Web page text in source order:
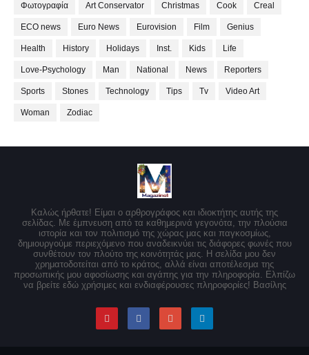
Φωτογραφία Art Conservator Christmas Cook Creal
ECO news Euro News Eurovision Film Genius
Health History Holidays Inst. Kids Life
Love-Psychology Man National News Reporters
Sports Stones Technology Tips Tv Video Art
Woman Zodiac
Καλώς ήρθατε! Είμαι ο αρθρογράφος και ιδιοκτήτης αυτής της
σελίδας. Με έμπνευση από τα καθημερινά γεγονότα, την πλούσια
ιστορία και τον πολιτισμό της χώρας μας και παγκοσμίως,
δημιουργούμε περιεχόμενο που αναδεικνύει τις διάφορες φωνές που
συνθέτουν τον πλούτο της κοινότητάς μας. Η σελίδα μου δεν
χρηματοδοτείται από το κράτος, αλλά είναι αποτέλεσμα της
προσωπικής μου αφοσίωσης και αγάπης για την πληροφορία. Ελπίζω
να βρείτε εδώ χρήσιμες και ενδιαφέρουσες πληροφορίες! Βασίλης